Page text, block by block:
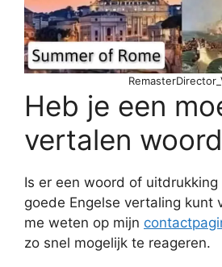
Heb je een
vertalen
Is er een woord of
goede Engelse vertaling kunt
me weten op mijn
zo snel mogelijk te reageren.